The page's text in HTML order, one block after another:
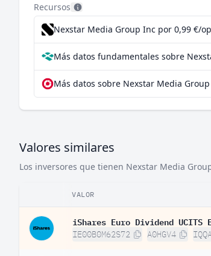
Recursos
Nexstar Media Group Inc por 0,99 €/
Más datos fundamentales sobre
Más datos sobre Nexstar Media
Valores similares
Los inversores que tienen Nexstar Media
VALOR
iShares Euro Dividend UCITS
IE00B0M62S72 A0HGV4